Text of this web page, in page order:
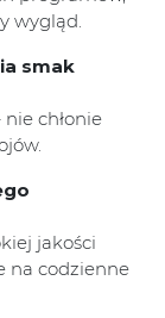
wygląd.
smak
chłonie
jakości
na codzienne